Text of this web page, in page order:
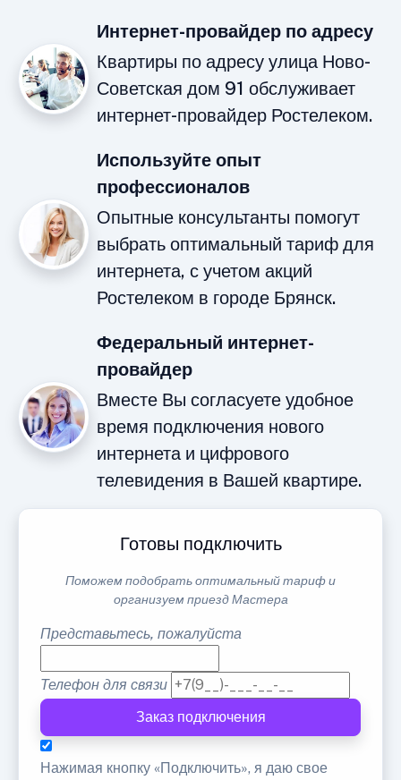
Интернет-провайдер по адресу
Квартиры по адресу улица Ново-
Советская дом 91 обслуживает
интернет-провайдер Ростелеком.
Используйте опыт
профессионалов
Опытные консультанты помогут
выбрать оптимальный тариф для
интернета, с учетом акций
Ростелеком в городе Брянск.
Федеральный интернет-
провайдер
Вместе Вы согласуете удобное
время подключения нового
интернета и цифрового
телевидения в Вашей квартире.
Готовы подключить
Поможем подобрать оптимальный тариф и
организуем приезд Мастера
Представьтесь, пожалуйста
Телефон для связи
Заказ подключения
Нажимая кнопку «Подключить», я даю свое